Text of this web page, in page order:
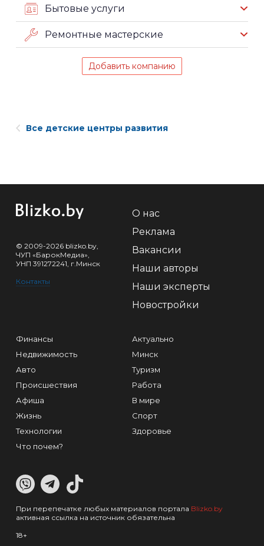
Бытовые услуги
Ремонтные мастерские
Добавить компанию
Все детские центры развития
© 2009-2026 blizko.by,
ЧУП «БарокМедиа»,
УНП 391272241, г.Минск
Контакты
О нас
Реклама
Вакансии
Наши авторы
Наши эксперты
Новостройки
Финансы
Недвижимость
Авто
Происшествия
Афиша
Жизнь
Технологии
Что почем?
Актуально
Минск
Туризм
Работа
В мире
Спорт
Здоровье
При перепечатке любых материалов портала Blizko.by
активная ссылка на источник обязательна
18+